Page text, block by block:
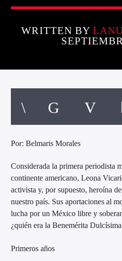
WRITTEN BY
Por: Belmaris Morales
Considerada la primera periodista
continente americano, Leona
activista y, por supuesto, heroína
nuestro país. Sus aportaciones al
lucha por un México libre y
¿quién era la Benemérita
Primeros años